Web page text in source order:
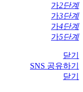
가2단계
가3단계
가4단계
가5단계
닫기
SNS 공유하기
닫기